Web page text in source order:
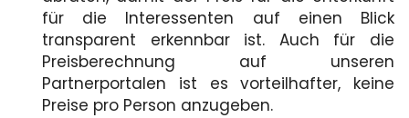
für die Interessenten auf einen Blick
transparent erkennbar ist. Auch für die
Preisberechnung auf unseren
Partnerportalen ist es vorteilhafter, keine
Preise pro Person anzugeben.